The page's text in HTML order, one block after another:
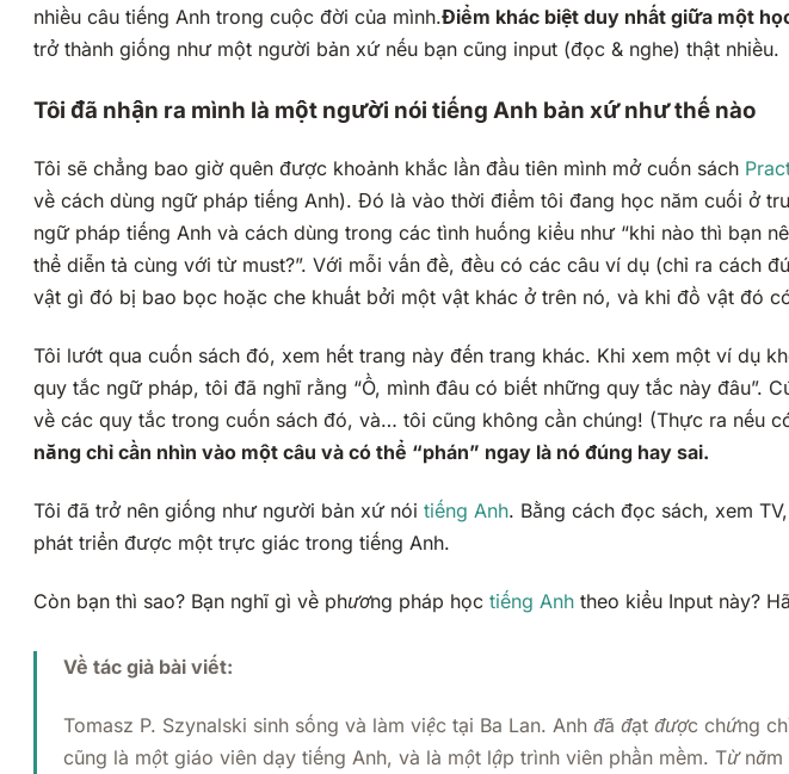
nhiều câu tiếng Anh trong cuộc đời của mình.Điểm khác biệt duy nhất giữa một
trở thành giống như một người bản xứ nếu bạn cũng input (đọc & nghe) thật nhiều.
Tôi đã nhận ra mình là một người nói tiếng Anh bản xứ như thế nào
Tôi sẽ chẳng bao giờ quên được khoảnh khắc lần đầu tiên mình mở cuốn sách
về cách dùng ngữ pháp tiếng Anh). Đó là vào thời điểm tôi đang học năm cuối ở
ngữ pháp tiếng Anh và cách dùng trong các tình huống kiểu như “khi nào thì bạn
thể diễn tả cùng với từ must?”. Với mỗi vấn đề, đều có các câu ví dụ (chỉ ra cách
vật gì đó bị bao bọc hoặc che khuất bởi một vật khác ở trên nó, và khi đồ vật đó
Tôi lướt qua cuốn sách đó, xem hết trang này đến trang khác. Khi xem một ví dụ
quy tắc ngữ pháp, tôi đã nghĩ rằng “Ồ, mình đâu có biết những quy tắc này
về các quy tắc trong cuốn sách đó, và… tôi cũng không cần chúng! (Thực ra nếu
năng chỉ cần nhìn vào một câu và có thể “phán” ngay là nó đúng hay sai.
Tôi đã trở nên giống như người bản xứ nói tiếng Anh. Bằng cách đọc sách, xem
phát triển được một trực giác trong tiếng Anh.
Còn bạn thì sao? Bạn nghĩ gì về phương pháp học tiếng Anh theo kiểu Input này?
Về tác giả bài viết:
Tomasz P. Szynalski sinh sống và làm việc tại Ba Lan. Anh đã đạt được
cũng là một giáo viên dạy tiếng Anh, và là một lập trình viên phần mềm. Từ